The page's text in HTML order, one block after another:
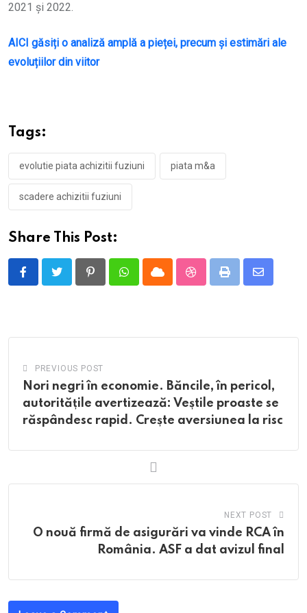
2021 și 2022.
AICI găsiți o analiză amplă a pieței, precum și estimări ale
evoluțiilor din viitor
Tags:
evolutie piata achizitii fuziuni piata m&a
scadere achizitii fuziuni
Share This Post:
PinterestWhatsappCloud StumbleUpon
Print
Share
PREVIOUS POST
Nori negri în economie. Băncile, în pericol,
autoritățile avertizează: Veștile proaste se
răspândesc rapid. Crește aversiunea la risc
NEXT POST
O nouă firmă de asigurări va vinde RCA în
România. ASF a dat avizul final